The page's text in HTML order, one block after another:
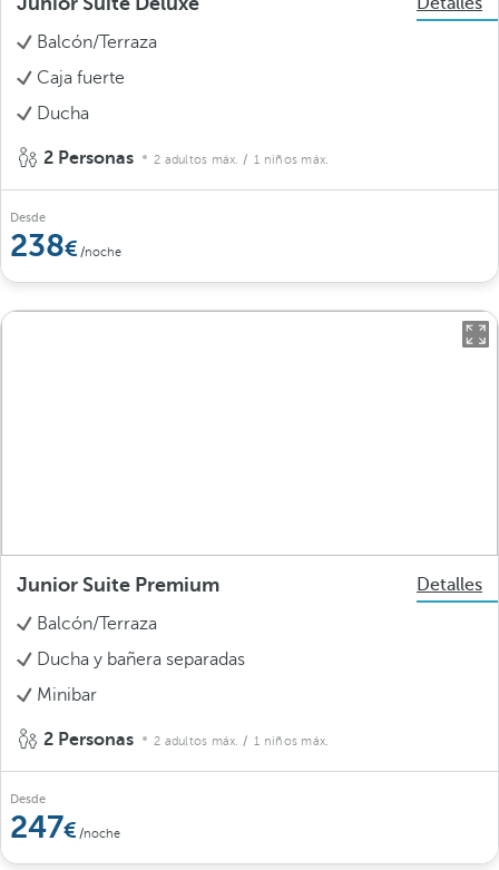
Balcón/Terraza
Caja fuerte
Ducha
2 Personas 2 adultos máx. / 1 niños máx.
Desde
238 /noche
Junior Suite Premium
Detalles
Balcón/Terraza
Ducha y bañera separadas
Minibar
2 Personas 2 adultos máx. / 1 niños máx.
Desde
247 /noche